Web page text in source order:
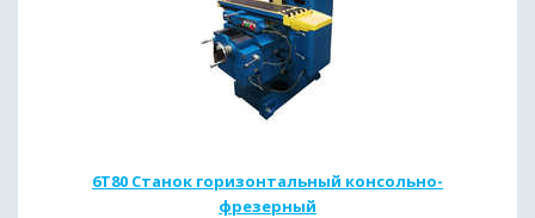
6Т80 Станок горизонтальный консольно-
фрезерный